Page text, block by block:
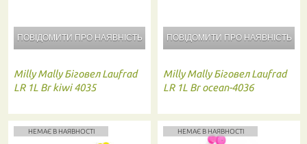
ПОВІДОМИТИ ПРО НАЯВНІСТЬ
Milly Mally Біговел Laufrad
LR 1L Br kiwi 4035
ПОВІДОМИТИ ПРО НАЯВНІСТЬ
Milly Mally Біговел Laufrad
LR 1L Br ocean-4036
НЕМАЄ В НАЯВНОСТІ НЕМАЄ В НАЯВНОСТІ